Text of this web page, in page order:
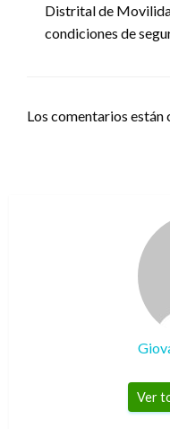
Distrital de
condiciones de
Los comentarios están
Ver